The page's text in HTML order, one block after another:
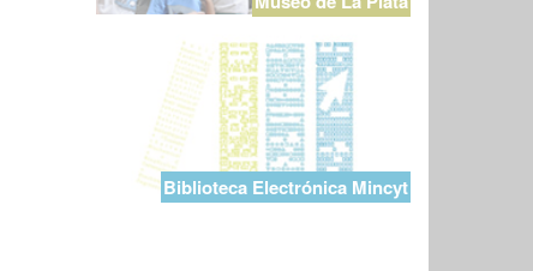
Biblioteca Electrónica Mincyt